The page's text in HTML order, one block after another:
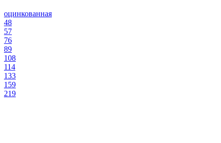
оцинкованная
48
57
76
89
108
114
133
159
219